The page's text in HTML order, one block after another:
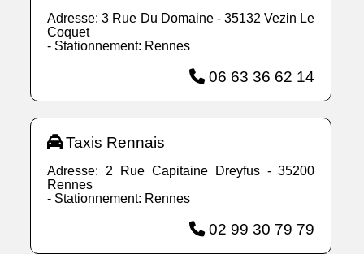
Adresse: 3 Rue Du Domaine - 35132 Vezin Le
Coquet
- Stationnement: Rennes
06 63 36 62 14
Taxis Rennais
Adresse: 2 Rue Capitaine Dreyfus - 35200
Rennes
- Stationnement: Rennes
02 99 30 79 79